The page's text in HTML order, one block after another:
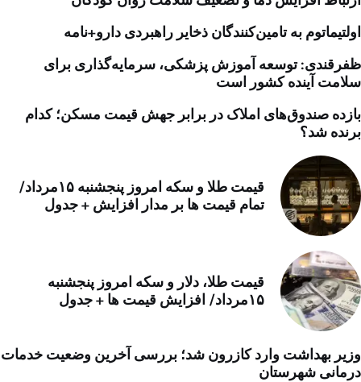
اولتیماتوم به تامین‌کنندگان ذخایر راهبردی دارو+نامه
ظفرقندی: توسعه آموزش پزشکی، سرمایه‌گذاری برای
سلامت آینده کشور است
بازده صندوق‌های املاک در برابر جهش قیمت مسکن؛ کدام
برنده شد؟
قیمت طلا و سکه امروز پنجشنبه ۱۵مرداد/
تمام قیمت ها بر مدار افزایش + جدول
قیمت طلا، دلار و سکه امروز پنجشنبه
۱۵مرداد/ افزایش قیمت ها + جدول
وزیر بهداشت وارد کازرون شد؛ بررسی آخرین وضعیت خدمات
درمانی شهرستان